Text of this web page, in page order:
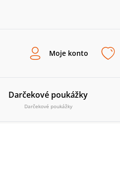
Moje konto
Darčekové poukážky
Darčekové poukážky